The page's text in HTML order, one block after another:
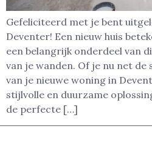
Gefeliciteerd met je bent
Deventer! Een nieuw huis
een belangrijk onderdeel van
van je wanden. Of je nu net de
van je nieuwe woning in
stijlvolle en duurzame
de perfecte […]